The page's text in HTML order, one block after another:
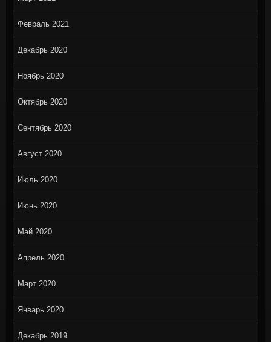
Февраль 2021
Декабрь 2020
Ноябрь 2020
Октябрь 2020
Сентябрь 2020
Август 2020
Июль 2020
Июнь 2020
Май 2020
Апрель 2020
Март 2020
Январь 2020
Декабрь 2019